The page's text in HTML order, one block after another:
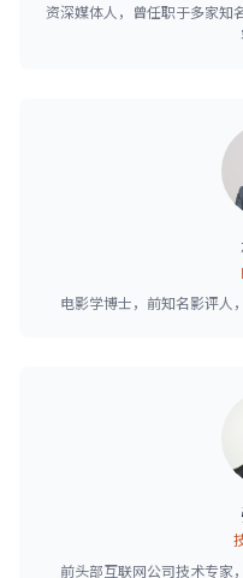
资深媒体人，曾任职于多家知
电影学博士，前知名影评人
前头部互联网公司技术专家